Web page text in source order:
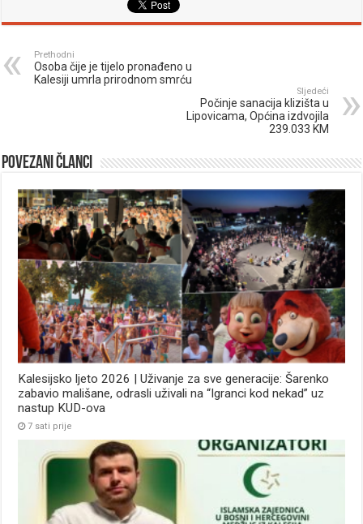
Prethodni
Osoba čije je tijelo pronađeno u
Kalesiji umrla prirodnom smrću
Sljedeći
Počinje sanacija klizišta u
Lipovicama, Općina izdvojila
239.033 KM
Povezani članci
Kalesijsko ljeto 2026 | Uživanje za sve generacije: Šarenko
zabavio mališane, odrasli uživali na “Igranci kod nekad” uz
nastup KUD-ova
7 sati prije